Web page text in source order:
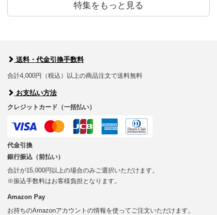
特集をもっと見る
送料・代金引換手数料
合計4,000円（税込）以上の商品注文で送料無料
お支払い方法
クレジットカード（一括払い）
代金引換
銀行振込（前払い）
合計が15,000円以上の場合のみご選択いただけます。
※振込手数料はお客様負担となります。
Amazon Pay
お持ちのAmazonアカウントの情報を使ってご注文いただけます。